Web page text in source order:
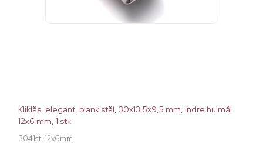
Kliklås, elegant, blank stål, 30x13,5x9,5 mm, indre hulmål
12x6 mm, 1 stk
3041st-12x6mm